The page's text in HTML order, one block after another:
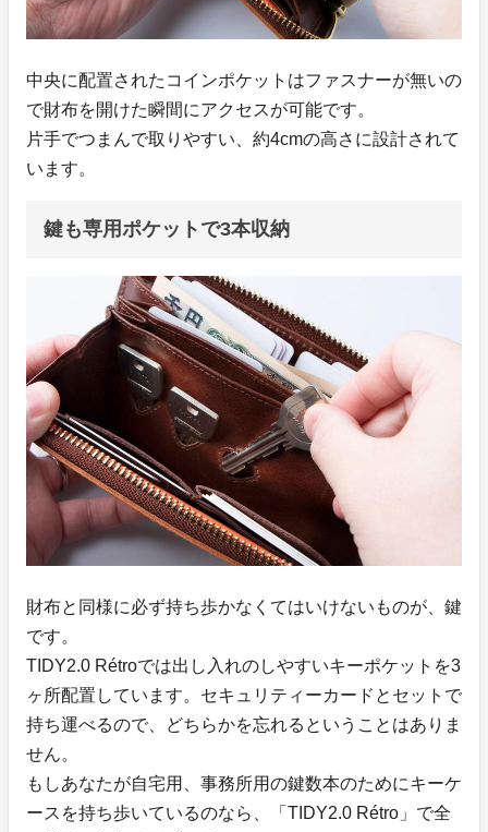
中央に配置されたコインポケットはファスナーが無いの
で財布を開けた瞬間にアクセスが可能です。
片手でつまんで取りやすい、約4cmの高さに設計されて
います。
鍵も専用ポケットで3本収納
財布と同様に必ず持ち歩かなくてはいけないものが、鍵
です。
TIDY2.0 Rétroでは出し入れのしやすいキーポケットを3
ヶ所配置しています。セキュリティーカードとセットで
持ち運べるので、どちらかを忘れるということはありま
せん。
もしあなたが自宅用、事務所用の鍵数本のためにキーケ
ースを持ち歩いているのなら、「TIDY2.0 Rétro」で全